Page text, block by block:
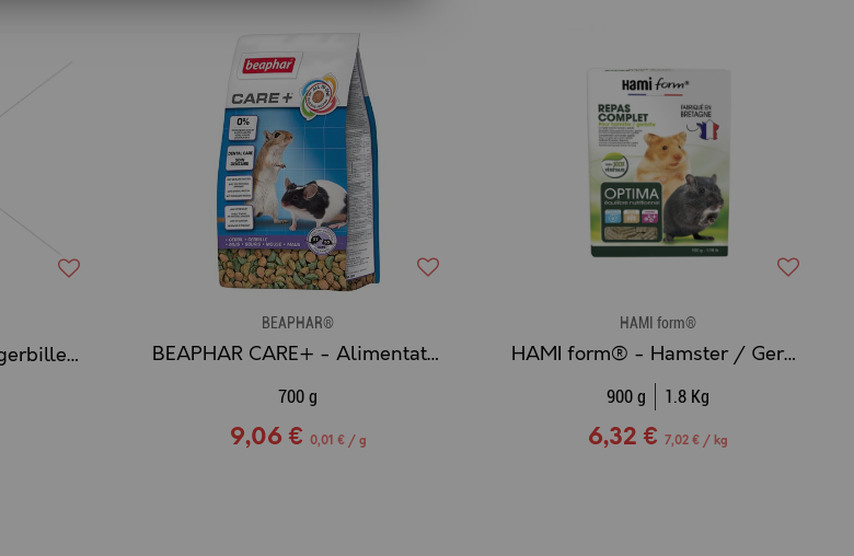
ZOLUX - Cage Rats / gerbilles Gamme PANAS COLOUR (80 cm.)
BEAPHAR®
BEAPHAR CARE+ - Alimentation extrudée Super Premium pour Gerbille et Souris
700 g
9,06 € 0,01 € / g
HAMI form®
HAMI form® - Hamster / Gerbille
900 g 1.8 Kg
6,32 € 7,02 € / kg